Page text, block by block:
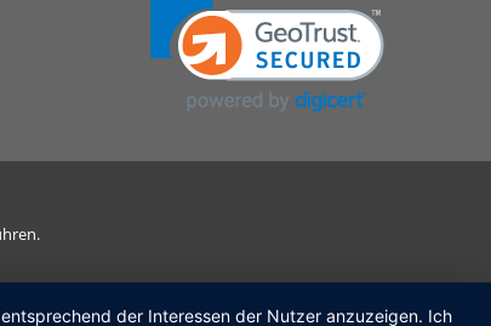
der Interessen der Nutzer anzuzeigen. Ich